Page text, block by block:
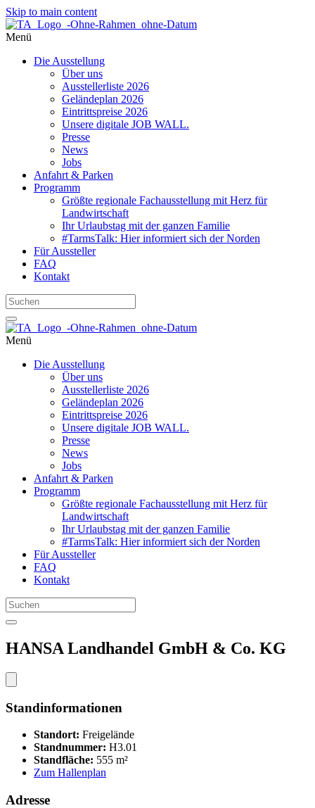
Skip to main content
Menü
Die Ausstellung
Über uns
Ausstellerliste 2026
Geländeplan 2026
Eintrittspreise 2026
Unsere digitale JOB WALL.
Presse
News
Jobs
Anfahrt & Parken
Programm
Größte regionale Fachausstellung mit Herz für
Landwirtschaft
Ihr Urlaubstag mit der ganzen Familie
#TarmsTalk: Hier informiert sich der Norden
Für Aussteller
FAQ
Kontakt
Menü
Die Ausstellung
Über uns
Ausstellerliste 2026
Geländeplan 2026
Eintrittspreise 2026
Unsere digitale JOB WALL.
Presse
News
Jobs
Anfahrt & Parken
Programm
Größte regionale Fachausstellung mit Herz für
Landwirtschaft
Ihr Urlaubstag mit der ganzen Familie
#TarmsTalk: Hier informiert sich der Norden
Für Aussteller
FAQ
Kontakt
HANSA Landhandel GmbH & Co. KG
Standinformationen
Standort: Freigelände
Standnummer: H3.01
Standfläche: 555 m²
Zum Hallenplan
Adresse